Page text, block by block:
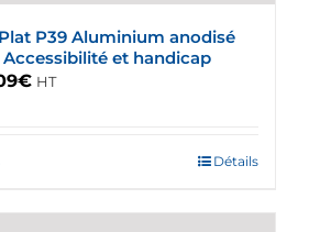
P39 Aluminium anodisé
et handicap
€ HT
Ce
a
Détails